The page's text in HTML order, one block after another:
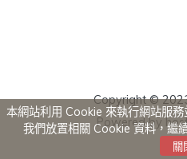
Copyright ©
Powered by
本網站利用 Cookie 來執行網站服
我們放置相關 Cookie 資料，繼